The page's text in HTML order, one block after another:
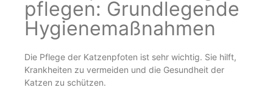
pflegen: Grundlegende
Hygienemaßnahmen
Die Pflege der Katzenpfoten ist sehr wichtig. Sie hilft,
Krankheiten zu vermeiden und die Gesundheit der
Katzen zu schützen.